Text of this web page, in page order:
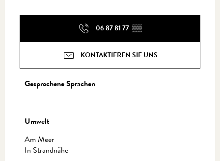
06 87 81 77 ▒▒
KONTAKTIEREN SIE UNS
Gesprochene Sprachen
Gesprochene Sprachen
Umwelt
Umwelt
Am Meer
In Strandnähe